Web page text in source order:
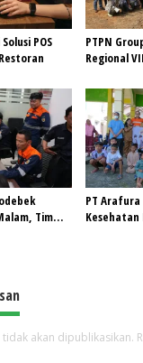
POS
PTPN
Regional
Avenza
Tim
PT Arafura
akan dipublikasikan.